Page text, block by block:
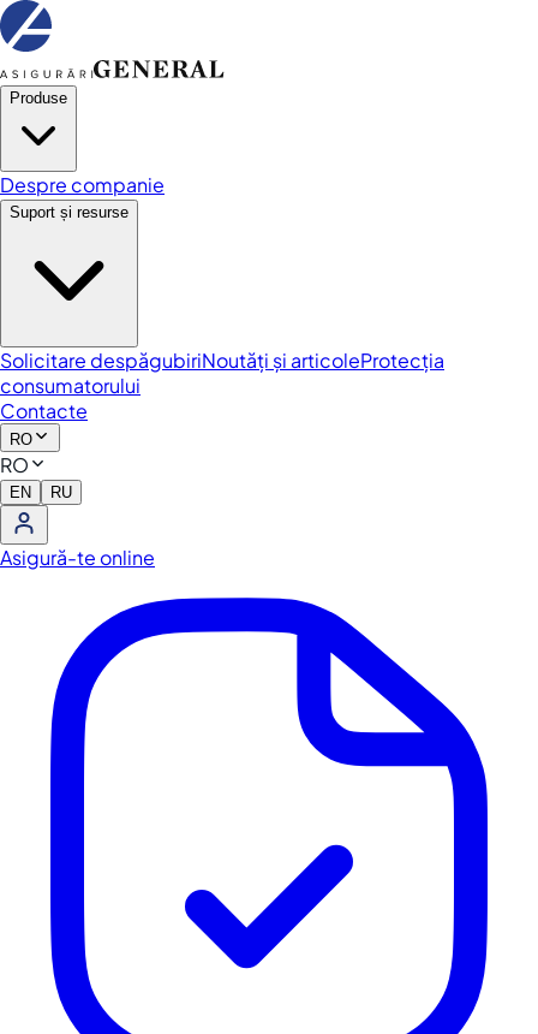
Produse
Despre companie
Suport și resurse
Solicitare despăgubiriNoutăți și articoleProtecția
consumatorului
Contacte
RO
RO
EN RU
Asigură-te online